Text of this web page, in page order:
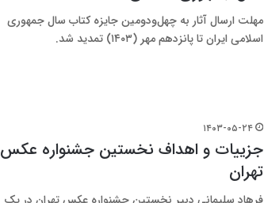
مهلت ارسال آثار به چهل‌ودومین جایزه کتاب سال جمهوری
اسلامی ایران تا پانزدهم مهر (۱۴۰۳) تمدید شد.
۱۴۰۳-۰۵-۲۴
جزییات و اهداف نخستین جشنواره عکس
تهران